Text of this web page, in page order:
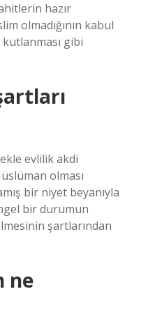
hazır
olmadığının kabul
gibi
evlilik akdi
olması
bir niyet beyanıyla
bir durumun
şartlarından
ne